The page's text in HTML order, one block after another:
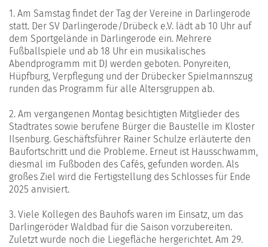
1. Am Samstag findet der Tag der Vereine in Darlingerode
statt. Der SV Darlingerode/Drübeck e.V. lädt ab 10 Uhr auf
dem Sportgelände in Darlingerode ein. Mehrere
Fußballspiele und ab 18 Uhr ein musikalisches
Abendprogramm mit DJ werden geboten. Ponyreiten,
Hüpfburg, Verpflegung und der Drübecker Spielmannszug
runden das Programm für alle Altersgruppen ab.
2. Am vergangenen Montag besichtigten Mitglieder des
Stadtrates sowie berufene Bürger die Baustelle im Kloster
Ilsenburg. Geschäftsführer Rainer Schulze erläuterte den
Baufortschritt und die Probleme. Erneut ist Hausschwamm,
diesmal im Fußboden des Cafés, gefunden worden. Als
großes Ziel wird die Fertigstellung des Schlosses für Ende
2025 anvisiert.
3. Viele Kollegen des Bauhofs waren im Einsatz, um das
Darlingeröder Waldbad für die Saison vorzubereiten.
Zuletzt wurde noch die Liegefläche hergerichtet. Am 29.